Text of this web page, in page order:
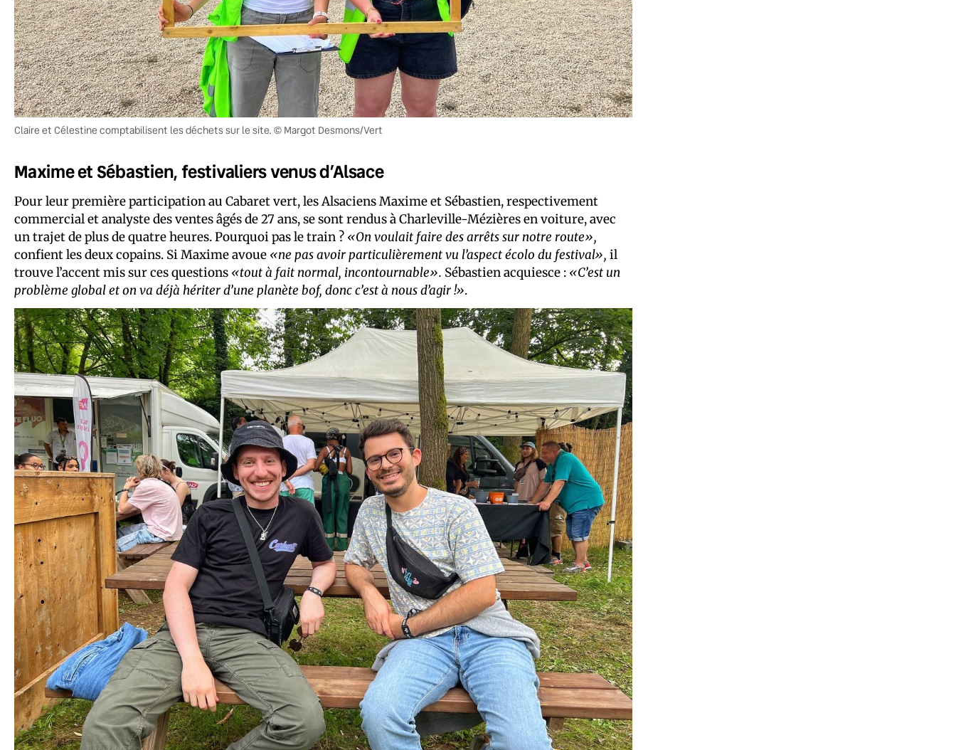
Claire et Célestine comptabilisent les déchets sur le site. © Margot Desmons/Vert
Maxime et Sébastien, festivaliers venus d’Alsace
Pour leur première participation au Cabaret vert, les Alsaciens Maxime et Sébastien, respectivement
commercial et analyste des ventes âgés de 27 ans, se sont rendus à Charleville-Mézières en voiture, avec
un trajet de plus de quatre heures. Pourquoi pas le train ? «On voulait faire des arrêts sur notre route»,
confient les deux copains. Si Maxime avoue «ne pas avoir particulièrement vu l’aspect écolo du festival», il
trouve l’accent mis sur ces questions «tout à fait normal, incontournable». Sébastien acquiesce : «C’est un
problème global et on va déjà hériter d’une planète bof, donc c’est à nous d’agir !».